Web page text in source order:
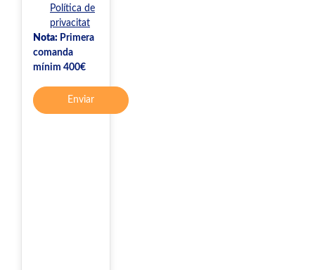
Política de
privacitat
Nota: Primera
comanda
mínim 400€
Enviar